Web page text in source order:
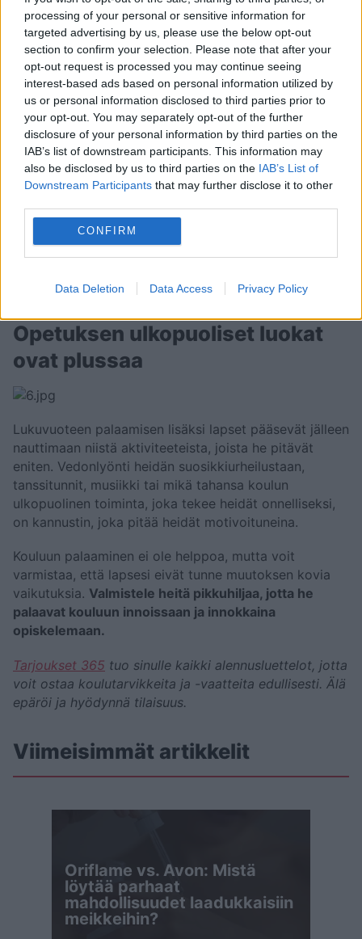
processing of your personal or sensitive information for
targeted advertising by us, please use the below opt-out
section to confirm your selection. Please note that after your
opt-out request is processed you may continue seeing
interest-based ads based on personal information utilized by
us or personal information disclosed to third parties prior to
your opt-out. You may separately opt-out of the further
disclosure of your personal information by third parties on the
IAB’s list of downstream participants. This information may
also be disclosed by us to third parties on the IAB’s List of
Downstream Participants that may further disclose it to other
CONFIRM
Data Deletion Data Access Privacy Policy
jonka ansiosta he voivat aikuisena tulla miksi tahansa.
Vanhemmat ovat ensimmäisiä, joiden pitäisi antaa
koulutukselle sen ansaitsema arvo.
Tapaaminen
Kouluun palaaminen tarkoittaa myös kavereiden ja
opettajien tapaamista. He ovat hyvin innoissaan siitä,
että he ovat heidän kanssaan joka päivä. Heidän
ystävänsä ovat olennainen osa kouluelämää.
Lisäksi lapset rakastavat ja ihailevat opettajiaan.
korostaminen, kuinka mukavaa on nähdä heidät
tulokkaat, on olennainen asia.
Opetuksen ulkopuoliset luokat
ovat plussaa
Lukuvuoteen palaamisen lisäksi lapset pääsevät jälleen
nauttimaan niistä aktiviteeteista, joista he pitävät
eniten. Vedonlyönti heidän suosikkiurheilustaan,
tanssitunnit, musiikki tai mikä tahansa koulun
ulkopuolinen toiminta, joka tekee heidät onnelliseksi,
on kannustin, joka pitää heidät motivoituneina.
Kouluun palaaminen ei ole helppoa, mutta voit
varmistaa, että lapsesi eivät tunne muutoksen kovia
vaikutuksia. Valmistele heitä pikkuhiljaa, jotta he
palaavat kouluun innoissaan ja innokkaina
opiskelemaan.
Tarjoukset 365 tuo sinulle kaikki alennusluettelot, jotta
voit ostaa koulutarvikkeita ja -vaatteita edullisesti. Älä
epäröi ja hyödynnä tilaisuus.
Viimeisimmät artikkelit
Oriflame vs. Avon: Mistä
löytää parhaat
mahdollisuudet laadukkaisiin
meikkeihin?